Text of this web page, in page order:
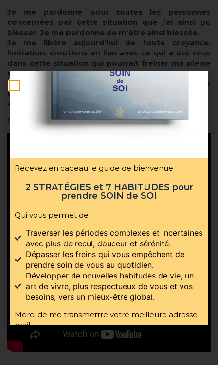
Je me pardonne pour toutes les personnes
concernées par cette situation que j’ai ainsi pu
blesser. Je me pardonne de m’être ainsi blessée.
Je me libère aujourd’hui de toute croyance,
limitation, émotions en lien avec ce qui a été vécu
dans cette situation qui pourrait freiner ma pleine
expansion.
Ceci à tous les niveaux, sur tous les plans et dans
toutes les dimensions.
Amen. Namaste. Merci. »
En version audio/vidéo :
Recevez en cadeau le guide de bienvenue :
2 STRATÉGIES et 7 HABITUDES pour
prendre SOIN de SOI
Qui vous permet de :
Traverser les périodes complexes et incertaines
avec plus de recul, douceur et sérénité.
Dépasser les freins qui vous empêchent de
prendre soin de vous au quotidien.
Développer de nouvelles habitudes de vie, un
art de vivre, plus respectueux de vous et vos
besoins, vers un mieux-être global.
Merci de me transmettre votre meilleure adresse
mail :